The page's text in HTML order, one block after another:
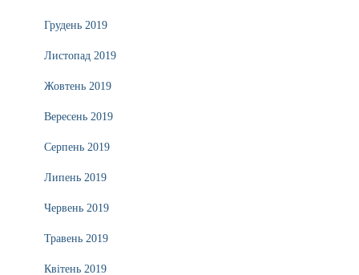
Грудень 2019
Листопад 2019
Жовтень 2019
Вересень 2019
Серпень 2019
Липень 2019
Червень 2019
Травень 2019
Квітень 2019